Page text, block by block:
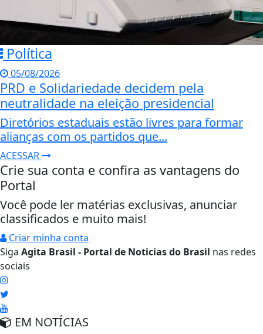
Política
05/08/2026
PRD e Solidariedade decidem pela
neutralidade na eleição presidencial
Diretórios estaduais estão livres para formar
alianças com os partidos que...
ACESSAR
Crie sua conta e confira as vantagens do
Portal
Você pode ler matérias exclusivas, anunciar
classificados e muito mais!
Criar minha conta
Siga Agita Brasil - Portal de Noticias do Brasil nas redes
sociais
EM NOTÍCIAS